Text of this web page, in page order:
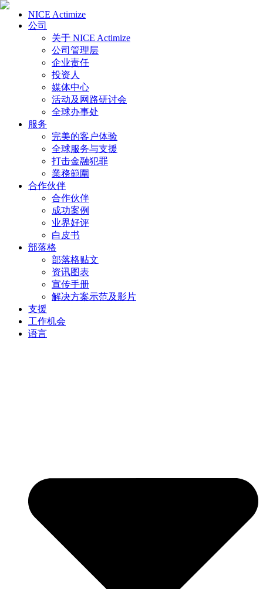
NICE Actimize
公司
关于 NICE Actimize
公司管理层
企业责任
投资人
媒体中心
活动及网路研讨会
全球办事处
服务
完美的客户体验
全球服务与支援
打击金融犯罪
業務範圍
合作伙伴
合作伙伴
成功案例
业界好评
白皮书
部落格
部落格贴文
资讯图表
宣传手册
解决方案示范及影片
支援
工作机会
语言